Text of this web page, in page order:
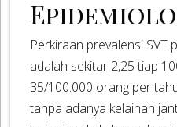
Perkiraan prevalensi SVT
adalah sekitar 2,25 tiap
35/100.000 orang per
tanpa adanya kelainan